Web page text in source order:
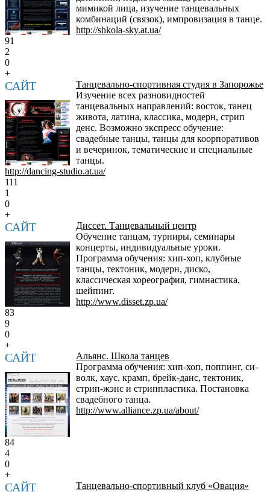
мимикой лица, изучение танцевальных
комбинаций (связок), импровизация в танце.
http://shkola-sky.at.ua/
91
2
0
+
САЙТ
Танцевально-спортивная студия в Запорожье
Изучение всех разновидностей
танцевальных направлений: восток, танец
живота, латина, классика, модерн, стрип
денс. Возможно экспресс обучение:
свадебные танцы, танцы для коорпоративов
и вечеринок, тематические и специальные
танцы.
http://dancing-studio.at.ua/
111
1
0
+
САЙТ
Диссет. Танцевальный центр
Обучение танцам, турниры, семинары
концерты, индивидуальные уроки.
Программа обучения: хип-хоп, клубные
танцы, тектоник, модерн, диско,
классическая хореография, гимнастика,
шейпинг.
http://www.disset.zp.ua/
83
9
0
+
САЙТ
Альянс. Школа танцев
Программа обучения: хип-хоп, поппинг, си-
волк, хаус, крамп, брейк-данс, тектоник,
стрип-жэнс и стриппластика. Постановка
свадебного танца.
http://www.alliance.zp.ua/about/
84
4
0
+
САЙТ
Танцевально-спортивный клуб «Овация»